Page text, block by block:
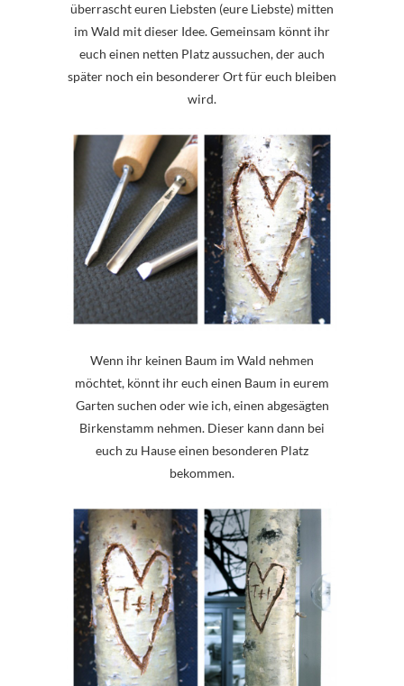
überrascht euren Liebsten (eure Liebste) mitten
im Wald mit dieser Idee. Gemeinsam könnt ihr
euch einen netten Platz aussuchen, der auch
später noch ein besonderer Ort für euch bleiben
wird.
Wenn ihr keinen Baum im Wald nehmen
möchtet, könnt ihr euch einen Baum in eurem
Garten suchen oder wie ich, einen abgesägten
Birkenstamm nehmen. Dieser kann dann bei
euch zu Hause einen besonderen Platz
bekommen.